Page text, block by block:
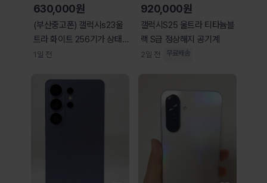
630,000원
(부산중고폰) 갤럭시s23울
트라 화이트 256기가 상태
최상 판매해요
1일 전
920,000원
갤럭시S25 울트라 티타늄블
랙 S급 정상해지 공기계
2일 전 무료배송